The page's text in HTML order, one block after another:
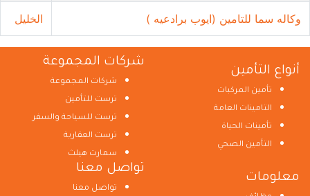
وكاله سما للتامين (ايوب برادعيه ) الخليل
أنواع التأمين
تأمين المركبات
التامينات العامة
تأمينات الحياة
التأمين الصحي
شركات المجموعة
شركات المجموعة
ترست للتأمين
ترست للسياحة والسفر
ترست العقارية
سمارت هيلث
معلومات
تواصل معنا
تواصل معنا